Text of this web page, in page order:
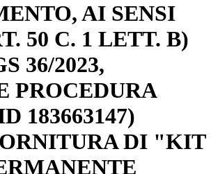
AI SENSI
50 C. 1 LETT. B)
36/2023,
PROCEDURA
183663147)
DI "KIT